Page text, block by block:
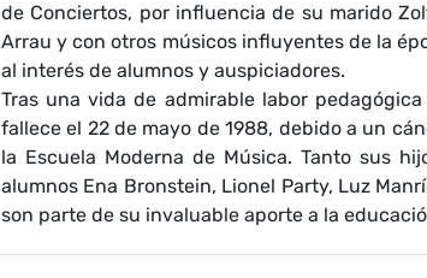
de Conciertos, por influencia de su marido
Arrau y con otros músicos influyentes de la
al interés de alumnos y auspiciadores.
Tras una vida de admirable labor
fallece el 22 de mayo de 1988, debido a un
la Escuela Moderna de Música. Tanto sus
alumnos Ena Bronstein, Lionel Party, Luz
son parte de su invaluable aporte a la